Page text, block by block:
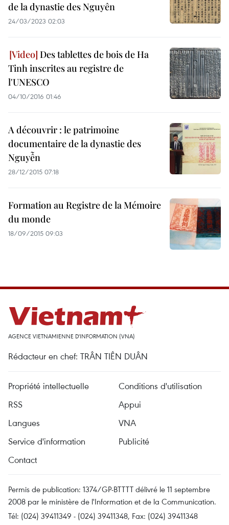
de la dynastie des Nguyên
24/03/2023 02:03
Des tablettes de bois de Ha
Tinh inscrites au registre de
l'UNESCO
04/10/2016 01:46
A découvrir : le patrimoine
documentaire de la dynastie des
Nguyễn
28/12/2015 07:18
Formation au Registre de la Mémoire
du monde
18/09/2015 09:03
AGENCE VIETNAMIENNE D'INFORMATION (VNA)
Rédacteur en chef: TRÂN TIÊN DUÂN
Propriété intellectuelle
Conditions d'utilisation
RSS
Appui
Langues
VNA
Service d'information
Publicité
Contact
Permis de publication: 1374/GP-BTTTT délivré le 11 septembre
2008 par le ministère de l'Information et de la Communication.
Tél: (024) 39411349 - (024) 39411348, Fax: (024) 39411348